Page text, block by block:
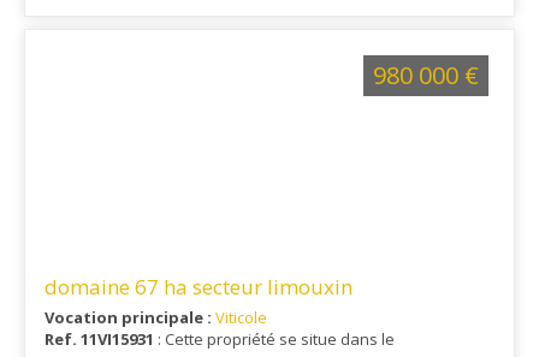
domaine 67 ha secteur limouxin
Vocation principale : Viticole
Ref. 11VI15931 : Cette propriété se situe dans le
980 000 €